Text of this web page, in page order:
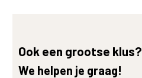
Ook een grootse klus?
We helpen je graag!